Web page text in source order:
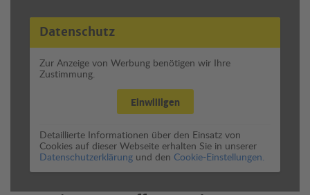
Datenschutz
Zur Anzeige von Werbung benötigen wir Ihre
Zustimmung.
Einwilligen
Detaillierte Informationen über den Einsatz von
Cookies auf dieser Webseite erhalten Sie in unserer
Datenschutzerklärung und den Cookie-Einstellungen.